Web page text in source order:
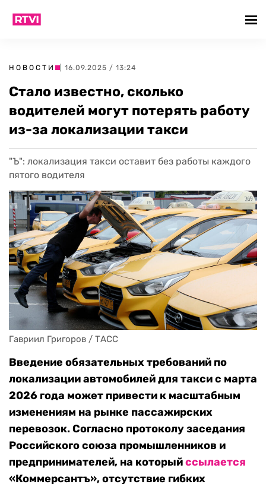
НОВОСТИ | 16.09.2025 / 13:24
Стало известно, сколько
водителей могут потерять работу
из-за локализации такси
"Ъ": локализация такси оставит без работы каждого
пятого водителя
Гавриил Григоров / ТАСС
Введение обязательных требований по
локализации автомобилей для такси с марта
2026 года может привести к масштабным
изменениям на рынке пассажирских
перевозок. Согласно протоколу заседания
Российского союза промышленников и
предпринимателей, на которыйссылается
«Коммерсантъ», отсутствие гибких